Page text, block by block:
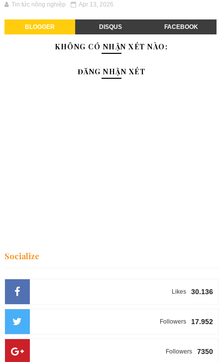
Tin tức nông nghiệp Apr 13, 2026
BLOGGER DISQUS FACEBOOK
KHÔNG CÓ NHẬN XÉT NÀO:
ĐĂNG NHẬN XÉT
Socialize
30.136
Likes
17.952
Followers
7350
Followers